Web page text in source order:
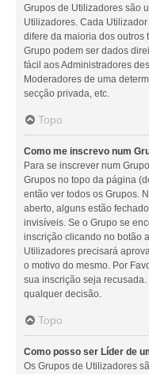
Grupos de Utilizadores são
Utilizadores. Cada
difere da maioria dos outros
Grupo podem ser dados
fácil aos Administradores
Moderadores de uma
secção privada, etc.
Topo
Como me inscrevo num
Para se inscrever num
Grupos no topo da página
então ver todos os Grupos.
aberto, alguns estão
invisíveis. Se o Grupo se
inscrição clicando no botão
Utilizadores precisará
o motivo do mesmo. Por
sua inscrição seja
qualquer decisão.
Topo
Como posso ser Líder de
Os Grupos de Utilizadores